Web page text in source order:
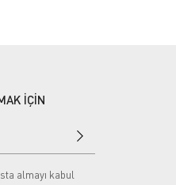
İÇİN
almayı kabul